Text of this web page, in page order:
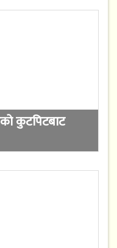
कुटपिटबाट